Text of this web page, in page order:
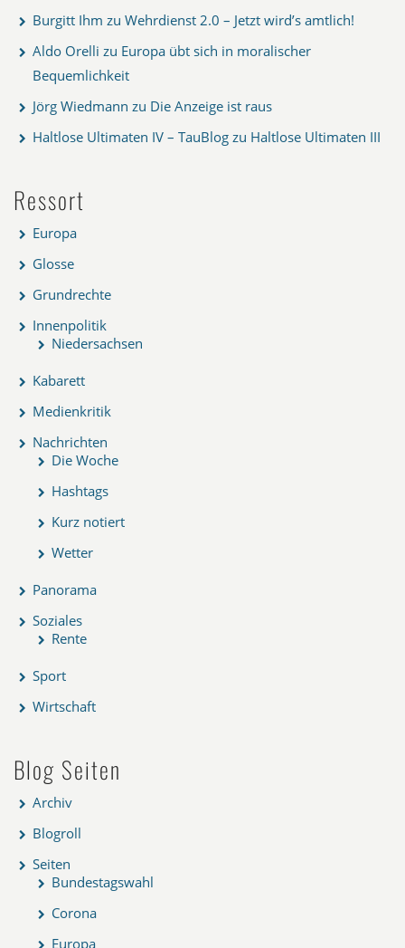
Burgitt Ihm zu Wehrdienst 2.0 – Jetzt wird’s amtlich!
Aldo Orelli zu Europa übt sich in moralischer
Bequemlichkeit
Jörg Wiedmann zu Die Anzeige ist raus
Haltlose Ultimaten IV – TauBlog zu Haltlose Ultimaten III
Ressort
Europa
Glosse
Grundrechte
Innenpolitik
Niedersachsen
Kabarett
Medienkritik
Nachrichten
Die Woche
Hashtags
Kurz notiert
Wetter
Panorama
Soziales
Rente
Sport
Wirtschaft
Blog Seiten
Archiv
Blogroll
Seiten
Bundestagswahl
Corona
Europa